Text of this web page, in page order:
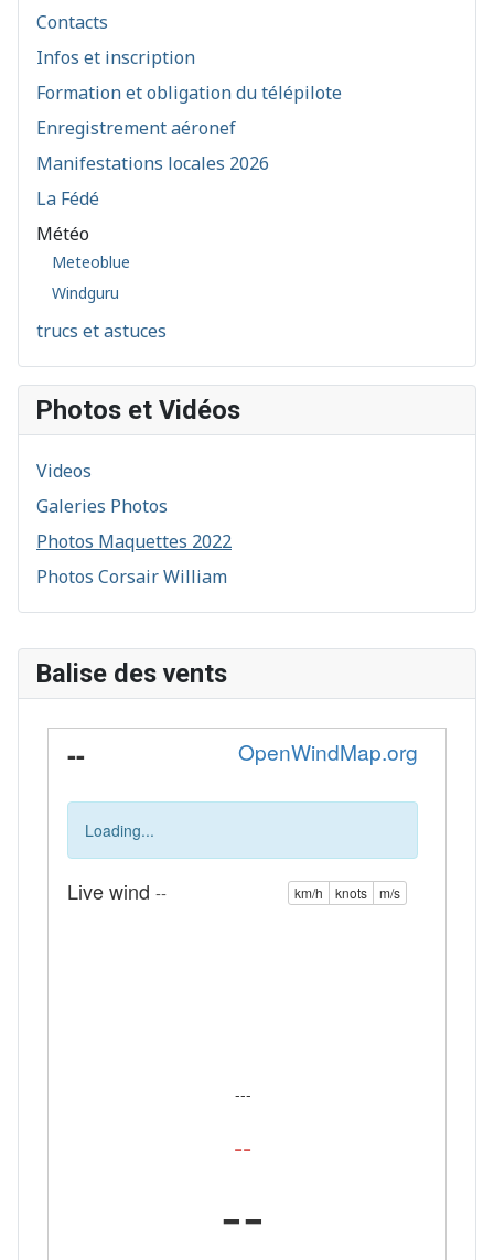
Balise des vents
Contacts
Infos et inscription
Formation et obligation du télépilote
Enregistrement aéronef
Manifestations locales 2026
La Fédé
Météo
Meteoblue
Windguru
trucs et astuces
Photos et Vidéos
Videos
Galeries Photos
Photos Maquettes 2022
Photos Corsair William